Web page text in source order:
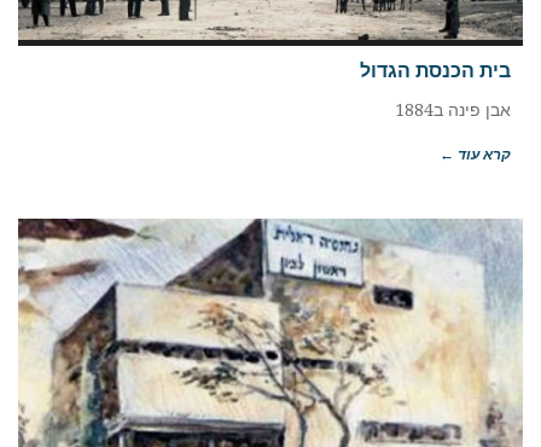
בית הכנסת הגדול
אבן פינה ב1884
קרא עוד ←